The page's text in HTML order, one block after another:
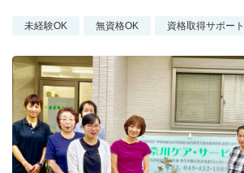
未経験OK 無資格OK 資格取得サポート